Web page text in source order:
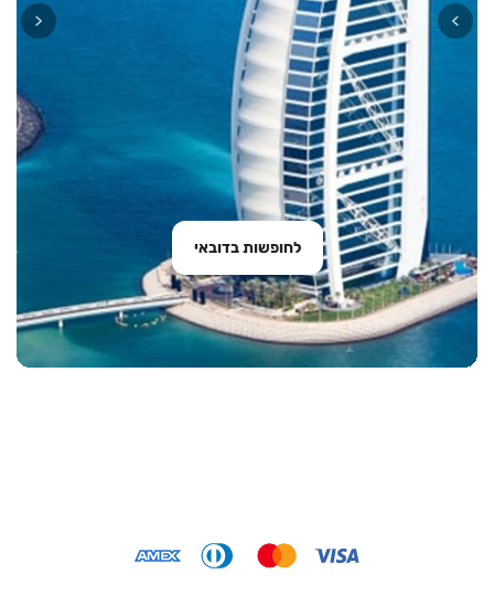
לחופשות בדובאי